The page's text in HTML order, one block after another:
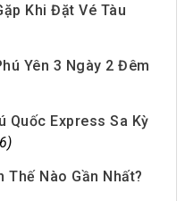
Khi Đặt Vé Tàu
Yên 3 Ngày 2 Đêm
Quốc Express Sa Kỳ
Nào Gần Nhất?